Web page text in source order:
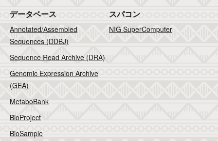
データベース
Annotated/Assembled
Sequences (DDBJ)
Sequence Read Archive (DRA)
Genomic Expression Archive
(GEA)
MetaboBank
BioProject
BioSample
スパコン
NIG SuperComputer